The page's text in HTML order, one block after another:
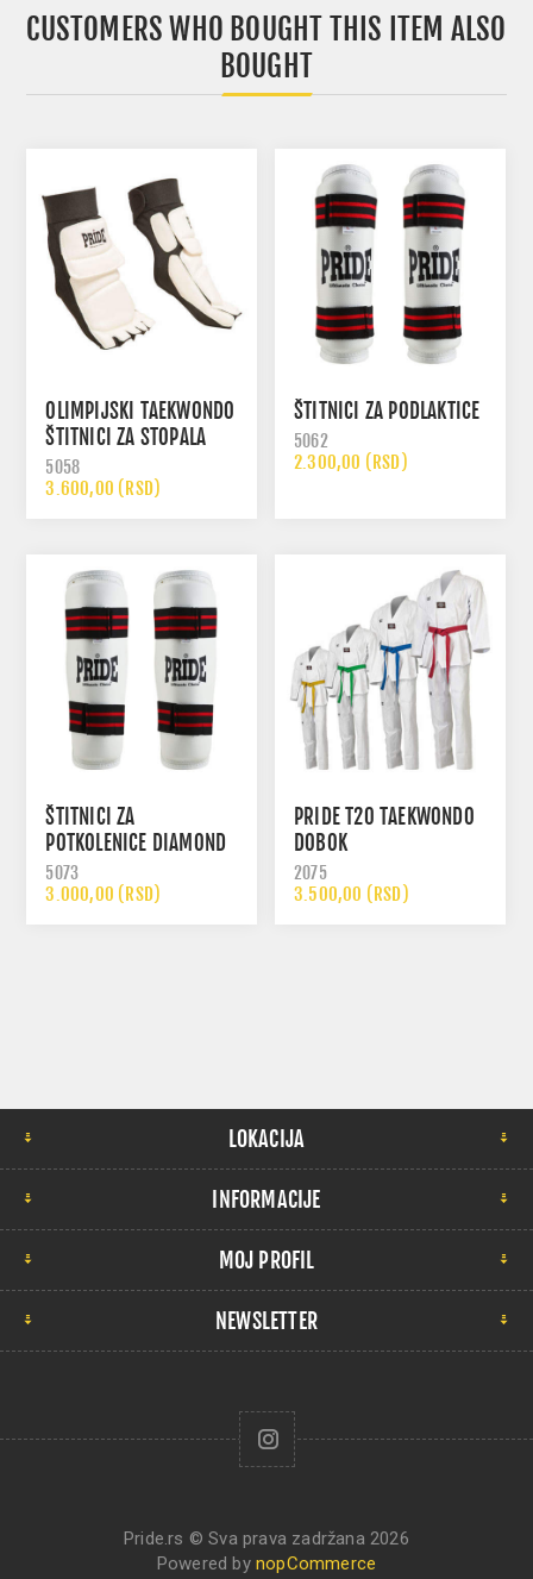
CUSTOMERS WHO BOUGHT THIS ITEM ALSO
BOUGHT
OLIMPIJSKI TAEKWONDO
ŠTITNICI ZA STOPALA
5058
3.600,00 (RSD)
ŠTITNICI ZA PODLAKTICE
5062
2.300,00 (RSD)
ŠTITNICI ZA
POTKOLENICE DIAMOND
5073
3.000,00 (RSD)
PRIDE T20 TAEKWONDO
DOBOK
2075
3.500,00 (RSD)
LOKACIJA
INFORMACIJE
MOJ PROFIL
NEWSLETTER
Pride.rs © Sva prava zadržana 2026
Powered by nopCommerce